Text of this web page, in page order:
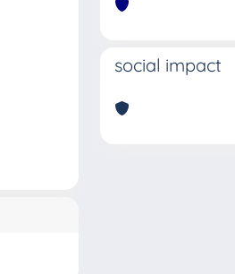
social impact